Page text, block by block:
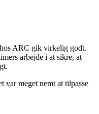
ARC gik virkelig godt.
arbejde i at sikre, at
var meget nemt at tilpasse